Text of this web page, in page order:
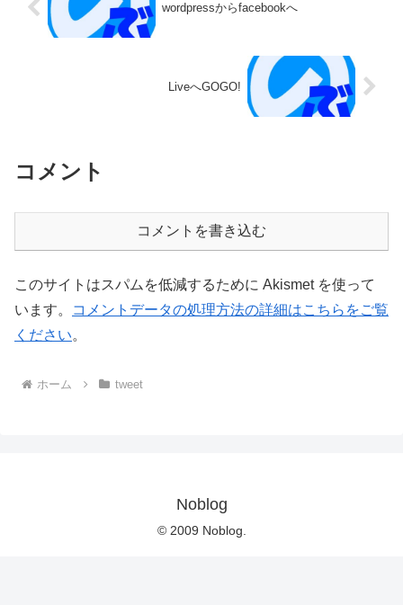
wordpressからfacebookへ
LiveへGOGO!
コメント
コメントを書き込む
このサイトはスパムを低減するために Akismet を使って
います。
コメントデータの処理方法の詳細はこちらをご覧
ください。
ホーム tweet
Noblog
© 2009 Noblog.